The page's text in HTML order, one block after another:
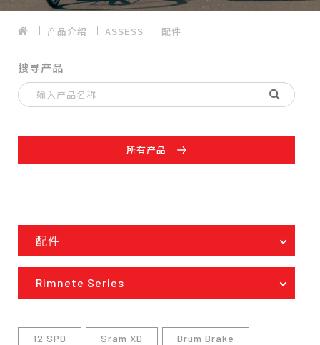
产品介绍 ASSESS 配件
搜寻产品
所有产品
配件
Rimnete Series
12 SPD Sram XD Drum Brake